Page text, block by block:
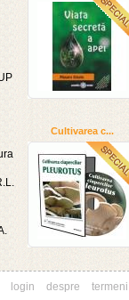
Cultivarea c...
login despre termeni